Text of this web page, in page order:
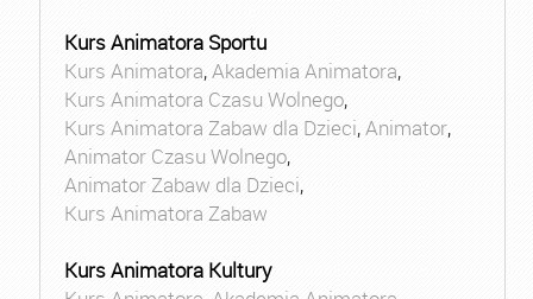
Kurs Animatora Sportu
Kurs Animatora,Akademia Animatora,
Kurs Animatora Czasu Wolnego,
Kurs Animatora Zabaw dla Dzieci,Animator,
Animator Czasu Wolnego,
Animator Zabaw dla Dzieci,
Kurs Animatora Zabaw
Kurs Animatora Kultury